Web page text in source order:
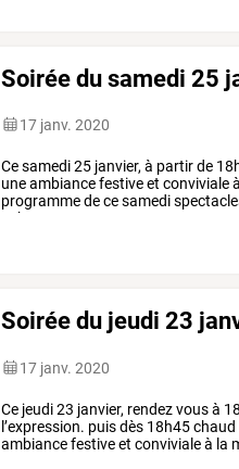
Soirée du samedi 25
17 janv. 2020
Cesamedi25 janvier, à partirde
uneambiancefestiveet convivialeà
programmedecesamedi
buvette
Soirée du jeudi 23
17 janv. 2020
Ce jeudi23 janvier, rendezvousà
l’expression. puisdès 18h45chaud
ambiancefestiveet convivialeà la